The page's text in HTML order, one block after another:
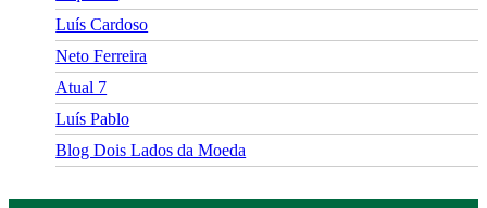
Luís Cardoso
Neto Ferreira
Atual 7
Luís Pablo
Blog Dois Lados da Moeda